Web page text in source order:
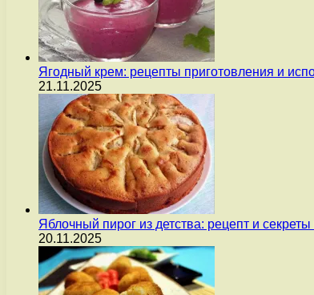
Ягодный крем: рецепты приготовления и
21.11.2025
Яблочный пирог из детства: рецепт и
20.11.2025